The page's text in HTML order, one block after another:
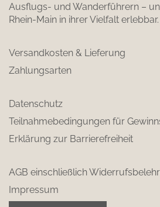
Ausflugs- und Wanderführern –
Rhein-Main in ihrer Vielfalt erlebbar.
Versandkosten & Lieferung
Zahlungsarten
Datenschutz
Teilnahmebedingungen für
Erklärung zur Barrierefreiheit
AGB einschließlich
Impressum